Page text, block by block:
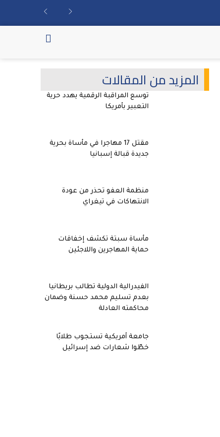
المزيد من المقالات
توسع المراقبة الرقمية يهدد حرية
التعبير بأمريكا
مقتل 17 مهاجرا في مأساة بحرية
جديدة قبالة إسبانيا
منظمة العفو تحذر من عودة
الانتهاكات في تيغراي
مأساة سبتة تكشف إخفاقات
حماية المهاجرين واللاجئين
الفيدرالية الدولية تطالب بريطانيا
بعدم تسليم محمد حسنة وضمان
محاكمته العادلة
جامعة أمريكية تستجوب طلابًا
خطّوا شعارات ضد إسرائيل